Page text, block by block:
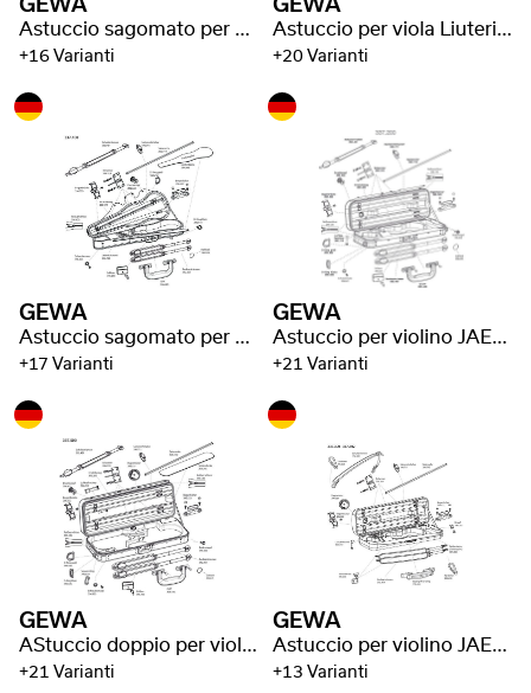
GEWA
Astuccio sagomato per viola Liuteria Concerto
+16 Varianti
GEWA
Astuccio per viola Liuteria Varianta
+20 Varianti
GEWA
Astuccio sagomato per violino JAEGER Prestige
+17 Varianti
GEWA
Astuccio per violino JAEGER Prestige
+21 Varianti
GEWA
AStuccio doppio per violino JAEGER Prestige
+21 Varianti
GEWA
Astuccio per violino JAEGER Prestige
+13 Varianti